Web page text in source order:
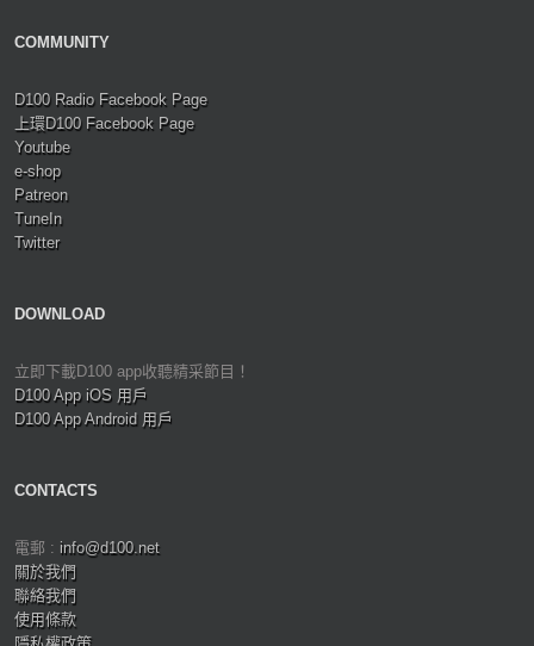
COMMUNITY
D100 Radio Facebook Page
上環D100 Facebook Page
Youtube
e-shop
Patreon
TuneIn
Twitter
DOWNLOAD
立即下載D100 app收聽精采節目！
D100 App iOS 用戶
D100 App Android 用戶
CONTACTS
電郵 : info@d100.net
關於我們
聯絡我們
使用條款